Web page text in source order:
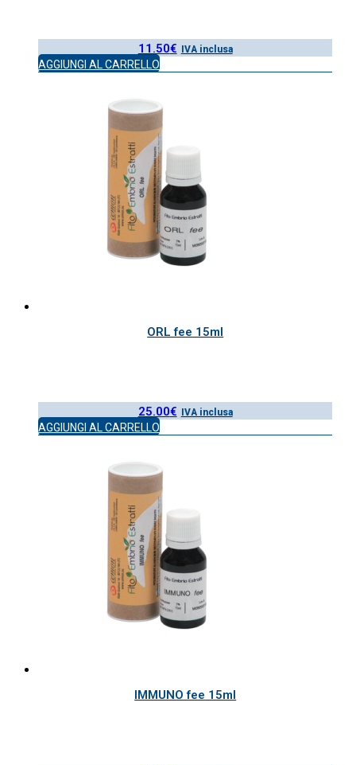
11.50€ IVA inclusa
AGGIUNGI AL CARRELLO
ORL fee 15ml
25.00€ IVA inclusa
AGGIUNGI AL CARRELLO
IMMUNO fee 15ml